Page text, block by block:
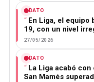
DATO
En Liga, el
19, con un nivel
27/05/2026
DATO
La Liga acabó
San Mamés